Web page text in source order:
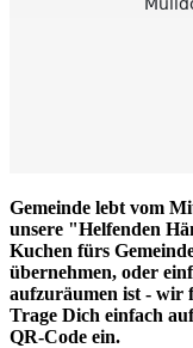
Gemeinde lebt vom
unsere "Helfenden
Kuchen fürs
übernehmen, oder
aufzuräumen ist - wir
Trage Dich einfach
QR-Code ein.